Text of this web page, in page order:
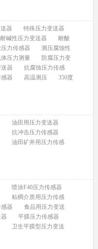
器
特殊压力变送器
耐碱性压力变送器
耐酸
力传感器
测压腐蚀性
压力测量
防腐压力变
器
抗腐蚀压力传感
器 高温测压
350度
油田用压力变送器
抗冲击压力传感器
油田矿井用压力传感
喷涂F40压力传感器
粘稠介质用压力传感
器
食品用压力变送
平膜压力传感器
卫生平膜型压力变送